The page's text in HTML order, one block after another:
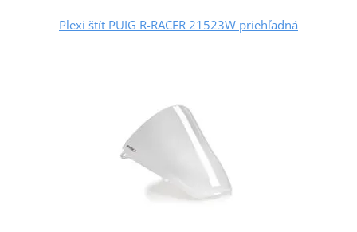
Plexi štít PUIG R-RACER 21523W priehľadná